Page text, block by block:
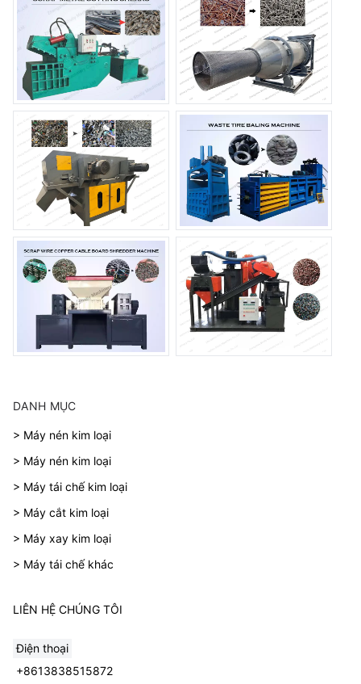
DANH MỤC
> Máy nén kim loại
> Máy nén kim loại
> Máy tái chế kim loại
> Máy cắt kim loại
> Máy xay kim loại
> Máy tái chế khác
LIÊN HỆ CHÚNG TÔI
Điện thoại
+8613838515872